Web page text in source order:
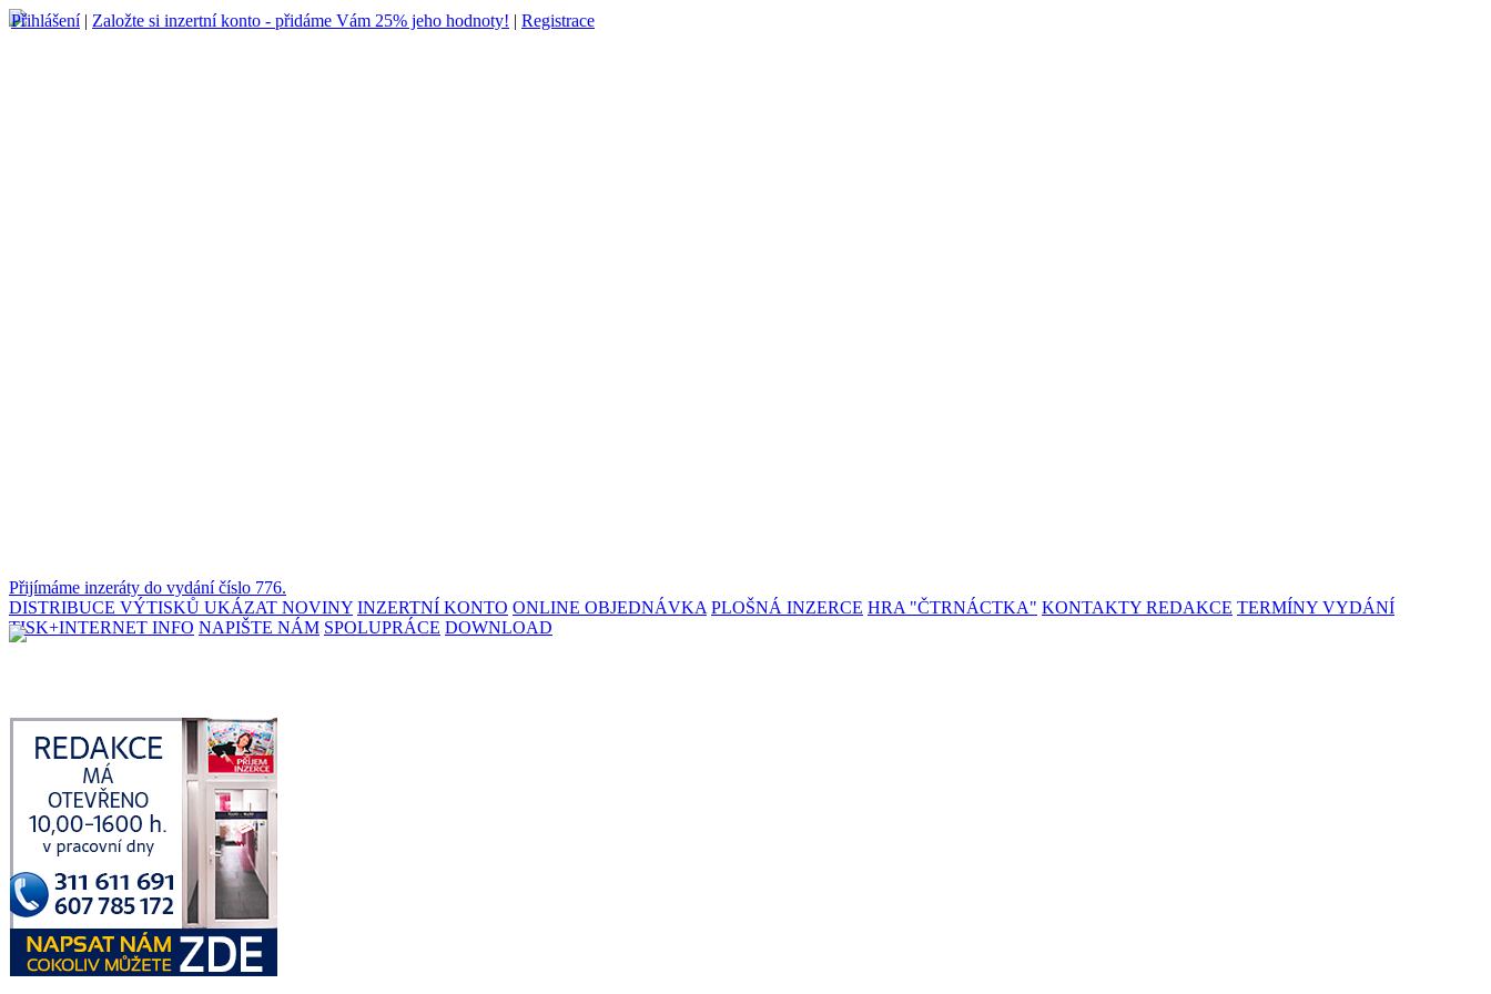
Přihlášení| Založte si inzertní konto - přidáme Vám 25% jeho hodnoty! | Registrace
Přijímáme inzeráty do vydání číslo 776.
DISTRIBUCE VÝTISKŮ UKÁZAT NOVINY INZERTNÍ KONTO ONLINE OBJEDNÁVKA PLOŠNÁ INZERCE HRA "ČTRNÁCTKA" KONTAKTY REDAKCE TERMÍNY VYDÁNÍ
TISK+INTERNET INFO NAPIŠTE NÁM SPOLUPRÁCE DOWNLOAD